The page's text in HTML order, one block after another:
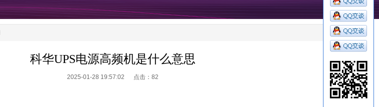
科华UPS电源高频机是什么意思
2025-01-28 19:57:02 点击： 82